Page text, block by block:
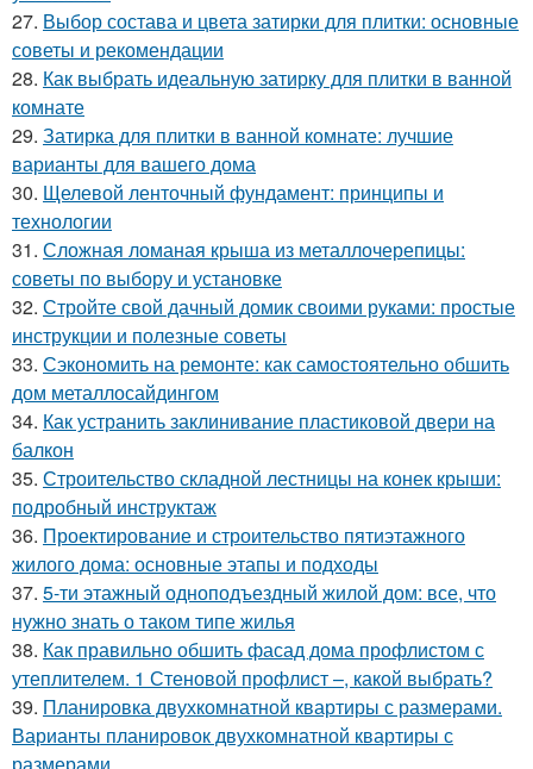
27. Выбор состава и цвета затирки для плитки: основные
советы и рекомендации
28. Как выбрать идеальную затирку для плитки в ванной
комнате
29. Затирка для плитки в ванной комнате: лучшие
варианты для вашего дома
30. Щелевой ленточный фундамент: принципы и
технологии
31. Сложная ломаная крыша из металлочерепицы:
советы по выбору и установке
32. Стройте свой дачный домик своими руками: простые
инструкции и полезные советы
33. Сэкономить на ремонте: как самостоятельно обшить
дом металлосайдингом
34. Как устранить заклинивание пластиковой двери на
балкон
35. Строительство складной лестницы на конек крыши:
подробный инструктаж
36. Проектирование и строительство пятиэтажного
жилого дома: основные этапы и подходы
37. 5-ти этажный одноподъездный жилой дом: все, что
нужно знать о таком типе жилья
38. Как правильно обшить фасад дома профлистом с
утеплителем. 1 Стеновой профлист –, какой выбрать?
39. Планировка двухкомнатной квартиры с размерами.
Варианты планировок двухкомнатной квартиры с